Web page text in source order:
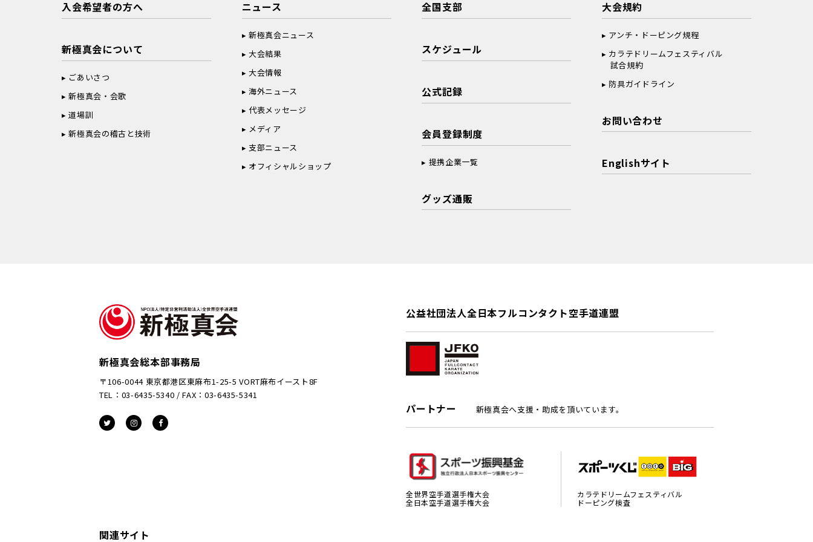
入会希望者の方へ
新極真会について
ごあいさつ
新極真会・会歌
道場訓
新極真会の稽古と技術
ニュース
新極真会ニュース
大会結果
大会情報
海外ニュース
代表メッセージ
メディア
支部ニュース
オフィシャルショップ
全国支部
スケジュール
公式記録
会員登録制度
提携企業一覧
グッズ通販
大会規約
アンチ・ドーピング規程
カラテドリームフェスティバル
試合規約
防具ガイドライン
お問い合わせ
Englishサイト
新極真会総本部事務局
〒106-0044 東京都港区東麻布1-25-5 VORT麻布イースト8F
TEL：03-6435-5340 / FAX：03-6435-5341
公益社団法人全日本フルコンタクト空手道連盟
パートナー 新極真会へ支援・助成を頂いています。
全世界空手道選手権大会
全日本空手道選手権大会
カラテドリームフェスティバル
ドーピング検査
関連サイト